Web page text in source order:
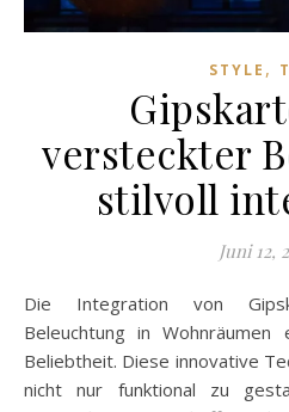
STYLE ,
versteckter
stilvoll
Juni 12,
Die Integration von Gipskarton mit versteckter
Beleuchtung in
Beliebtheit. Diese innovative
nicht nur funktional zu